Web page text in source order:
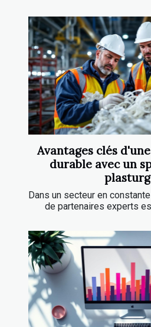
Avantages clés
durable avec un
Dans un secteur en
de partenaires experts